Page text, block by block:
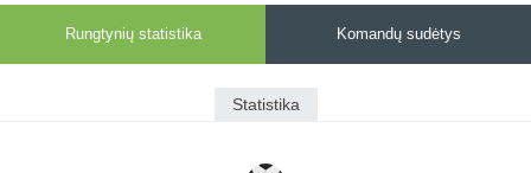
Rungtynių statistika Komandų sudėtys
Statistika